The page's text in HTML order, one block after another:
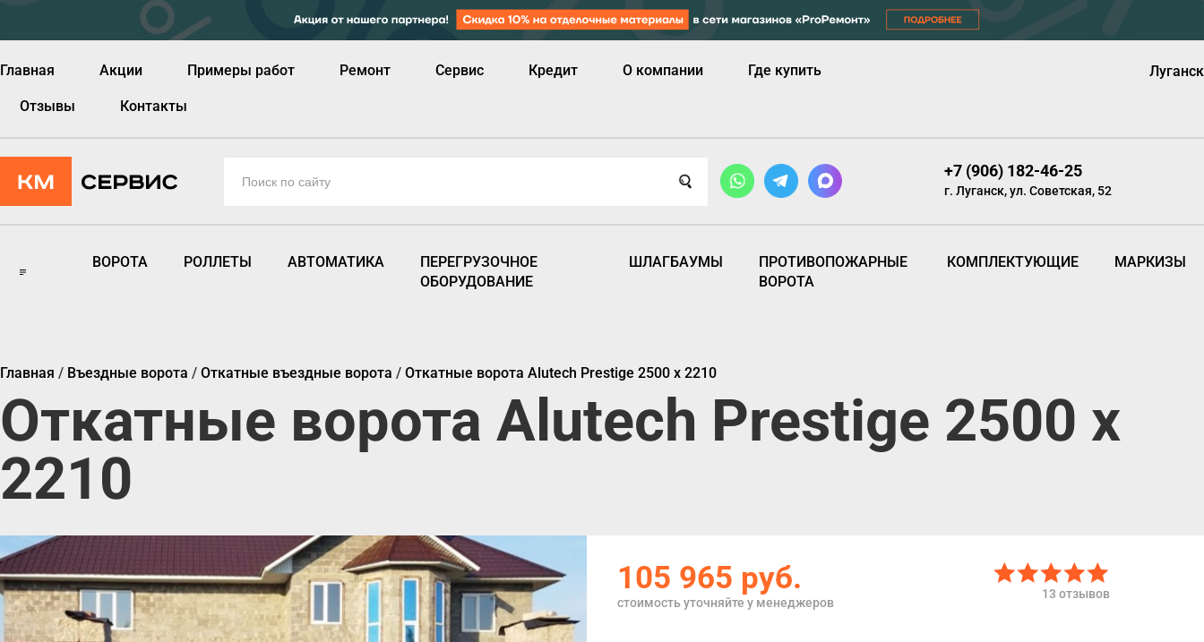
Главная Акции Примеры работ Ремонт Сервис Кредит О компании Где купить
Отзывы Контакты
Луганск
+7 (906) 182-46-25
г. Луганск, ул. Советская, 52
ВОРОТА РОЛЛЕТЫ АВТОМАТИКА
ПЕРЕГРУЗОЧНОЕ
ОБОРУДОВАНИЕ
ШЛАГБАУМЫ
ПРОТИВОПОЖАРНЫЕ
ВОРОТА
КОМПЛЕКТУЮЩИЕ МАРКИЗЫ
Главная / Въездные ворота / Откатные въездные ворота / Откатные ворота Alutech Prestige 2500 х 2210
Откатные ворота Alutech Prestige 2500 х
2210
105 965 руб.
стоимость уточняйте у менеджеров
13 отзывов